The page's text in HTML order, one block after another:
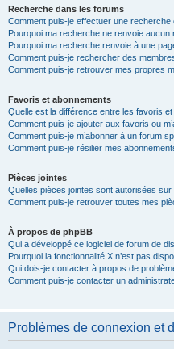
Recherche dans les forums
Comment puis-je effectuer une
Pourquoi ma recherche ne renvoie aucun
Pourquoi ma recherche renvoie à une
Comment puis-je rechercher des
Comment puis-je retrouver mes propres
Favoris et abonnements
Quelle est la différence entre les favoris
Comment puis-je ajouter aux favoris ou
Comment puis-je m’abonner à un forum
Comment puis-je résilier mes
Pièces jointes
Quelles pièces jointes sont autorisées sur
Comment puis-je retrouver toutes mes
À propos de phpBB
Qui a développé ce logiciel de forum de
Pourquoi la fonctionnalité X n’est pas
Qui dois-je contacter à propos de
Comment puis-je contacter un
Problèmes de connexion et